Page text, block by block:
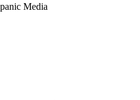
Media